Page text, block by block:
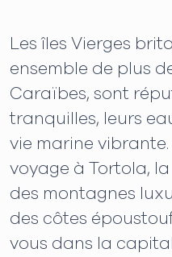
Les îles Vierges
ensemble de plus
Caraïbes, sont
tranquilles, leurs
vie marine
voyage à Tortola,
des montagnes
des côtes
vous dans la